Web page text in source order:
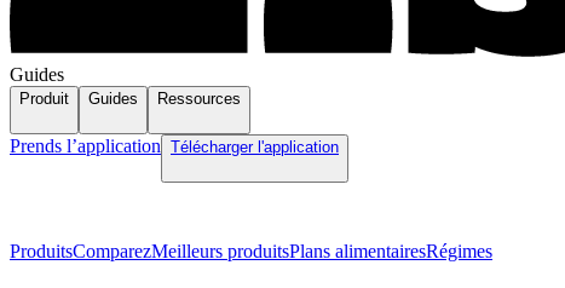
Guides
Produit Guides Ressources
Prends l’application Télécharger l'application
ProduitsComparezMeilleurs produitsPlans alimentairesRégimes